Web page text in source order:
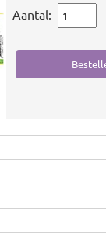
Aantal: